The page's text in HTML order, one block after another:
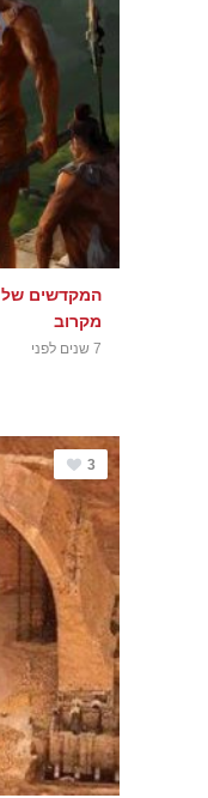
המקדשים
מקרוב
7 שנים לפני
3